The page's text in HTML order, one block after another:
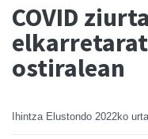
COVID
ostiralean
Ihintza Elustondo 2022ko